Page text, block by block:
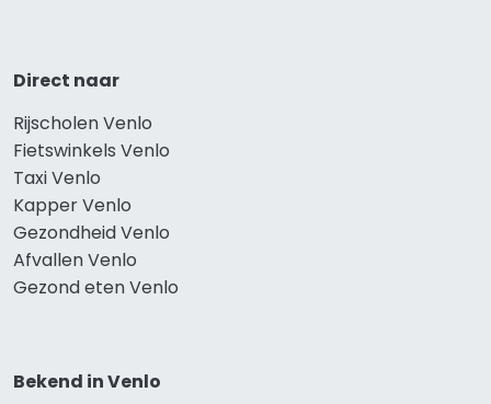
Direct naar
Rijscholen Venlo
Fietswinkels Venlo
Taxi Venlo
Kapper Venlo
Gezondheid Venlo
Afvallen Venlo
Gezond eten Venlo
Bekend in Venlo